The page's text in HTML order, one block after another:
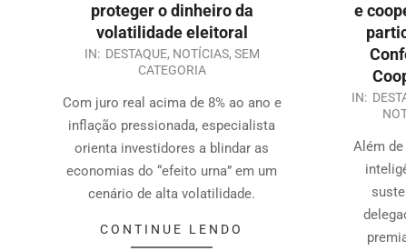
proteger o dinheiro da
volatilidade eleitoral
IN: DESTAQUE, NOTÍCIAS, SEM
CATEGORIA
Com juro real acima de 8% ao ano e
inflação pressionada, especialista
orienta investidores a blindar as
economias do “efeito urna” em um
cenário de alta volatilidade.
CONTINUE LENDO
e
IN:
Além